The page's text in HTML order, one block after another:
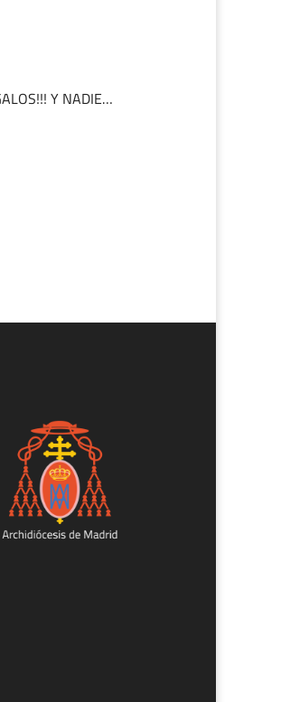
Y NADIE…